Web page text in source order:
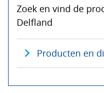
Zoek en vind de
Delfland
Producten en